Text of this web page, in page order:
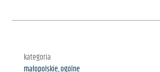
kategoria
małopolskie,ogólne